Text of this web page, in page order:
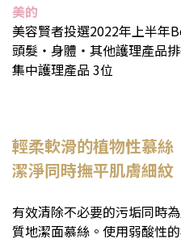
美的
美容賢者投選2022年上半年
頭髮・身體・其他護理產品
集中護理產品 3位
輕柔軟滑的植物性慕絲
潔淨同時撫平肌膚細紋
有效清除不必要的污垢同時
質地潔面慕絲。使用弱酸性